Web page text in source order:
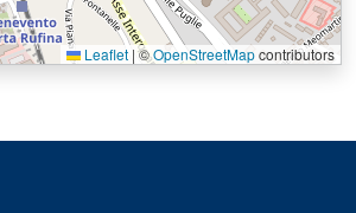
Leaflet |©OpenStreetMapcontributors